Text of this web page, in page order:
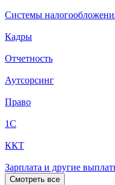
Системы
Кадры
Отчетность
Аутсорсинг
Право
1С
ККТ
Зарплата и другие
Смотреть все